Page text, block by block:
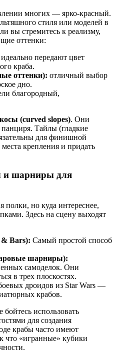
многих — ярко-красный.
стиля или моделей в
вы стремитесь к реализму,
оттенки:
идеально передают цвет
краба.
оттенки): отличный выбор
дно.
благородный,
(curved slopes). Они
панциря. Тайлы (гладкие
для финишной
крепления и придать
и шарниры для
полки, но куда интереснее,
Здесь на сцену выходят
Bars): Самый простой способ
шарниры):
самоделок. Они
в трех плоскостях.
дроидов из Star Wars —
крабов.
использовать
для создания
крабы часто имеют
что «игранные» кубики